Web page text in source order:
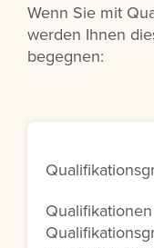
Wenn Sie mit
werden Ihnen
begegnen: